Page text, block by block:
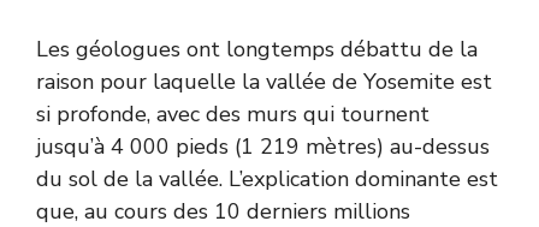
Les géologues ont longtemps débattu de la
raison pour laquelle la vallée de Yosemite est
si profonde, avec des murs qui tournent
jusqu’à 4 000 pieds (1 219 mètres) au-dessus
du sol de la vallée. L’explication dominante est
que, au cours des 10 derniers millions